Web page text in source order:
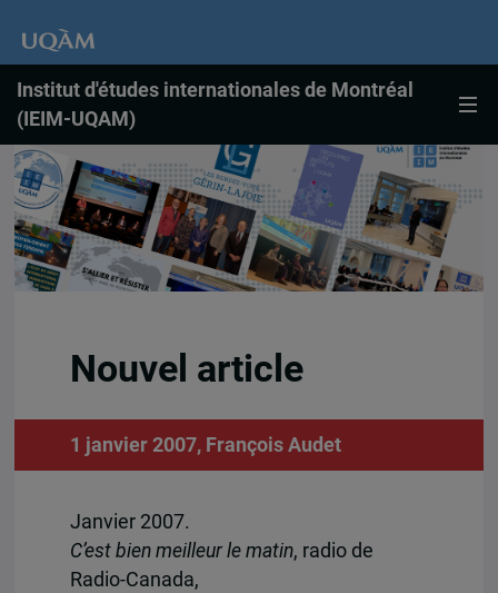
Institut d'études internationales de Montréal
(IEIM-UQAM)
Nouvel article
1 janvier 2007, François Audet
Janvier 2007.
C’est bien meilleur le matin, radio de
Radio-Canada,